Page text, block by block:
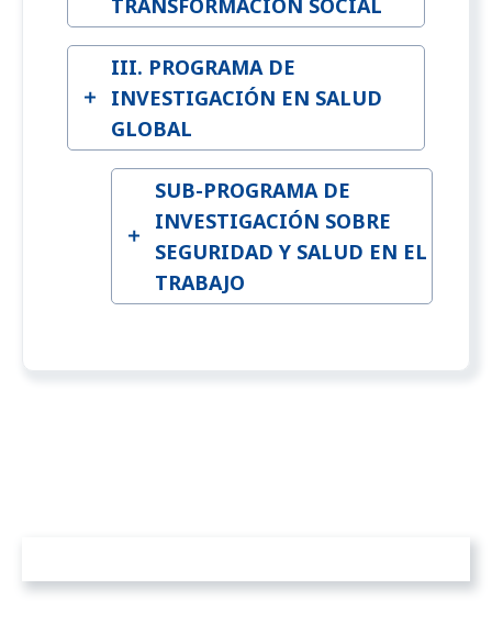
TRANSFORMACIÓN SOCIAL
III. PROGRAMA DE
INVESTIGACIÓN EN SALUD
GLOBAL
SUB-PROGRAMA DE
INVESTIGACIÓN SOBRE
SEGURIDAD Y SALUD EN EL
TRABAJO